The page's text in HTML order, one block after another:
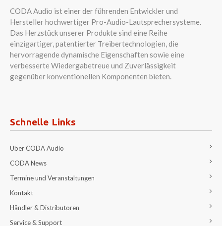
CODA Audio ist einer der führenden Entwickler und
Hersteller hochwertiger Pro-Audio-Lautsprechersysteme.
Das Herzstück unserer Produkte sind eine Reihe
einzigartiger, patentierter Treibertechnologien, die
hervorragende dynamische Eigenschaften sowie eine
verbesserte Wiedergabetreue und Zuverlässigkeit
gegenüber konventionellen Komponenten bieten.
Schnelle Links
Über CODA Audio
CODA News
Termine und Veranstaltungen
Kontakt
Händler & Distributoren
Service & Support